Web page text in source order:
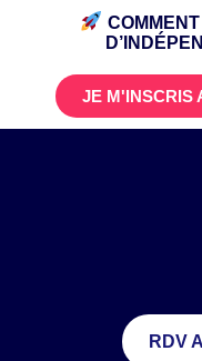
JE M'INSCRIS
RDV